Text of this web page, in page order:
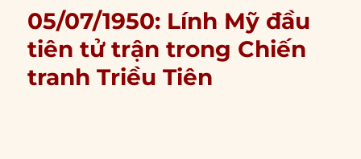
05/07/1950: Lính Mỹ đầu
tiên tử trận trong Chiến
tranh Triều Tiên